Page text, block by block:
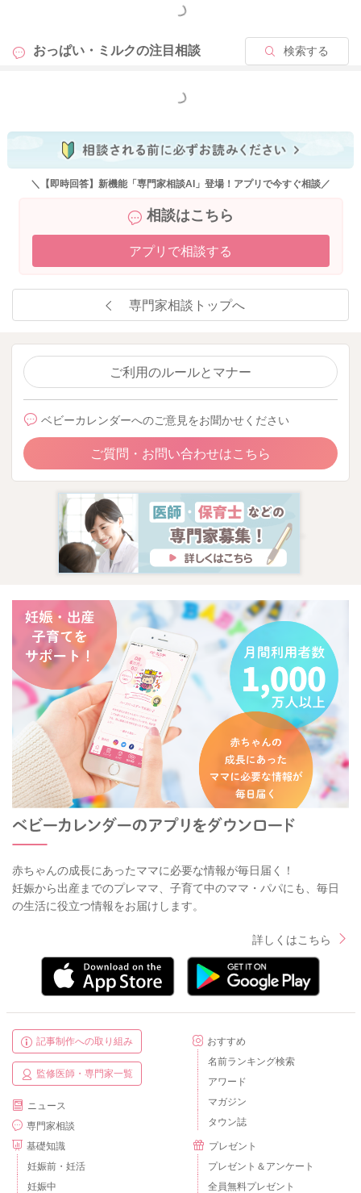
分に出ているようなので、おそらく哺乳量が不足しているよう
どうしても満腹中枢が発達してきていると、飲ませようとなさ
で、ママさんとしては哺乳量が減ってしまうことがご心配にな
もっと見る
おっぱい・ミルクの注目相談 検索する
もっと見る
＼【即時回答】新機能「専門家相談AI」登場！アプリで今すぐ相談／
相談はこちら
アプリで相談する
専門家相談トップへ
ご利用のルールとマナー
ベビーカレンダーへのご意見をお聞かせください
ご質問・お問い合わせはこちら
赤ちゃんの成長にあったママに必要な情報が毎日届く！
妊娠から出産までのプレママ、子育て中のママ・パパにも、毎日
の生活に役立つ情報をお届けします。
詳しくはこちら
記事制作への取り組み
監修医師・専門家一覧
ニュース
専門家相談
基礎知識
妊娠前・妊活
妊娠中
おすすめ
名前ランキング検索
アワード
マガジン
タウン誌
プレゼント
プレゼント＆アンケート
全員無料プレゼント